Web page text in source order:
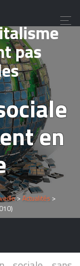
payer
pas
en
>Actualités >